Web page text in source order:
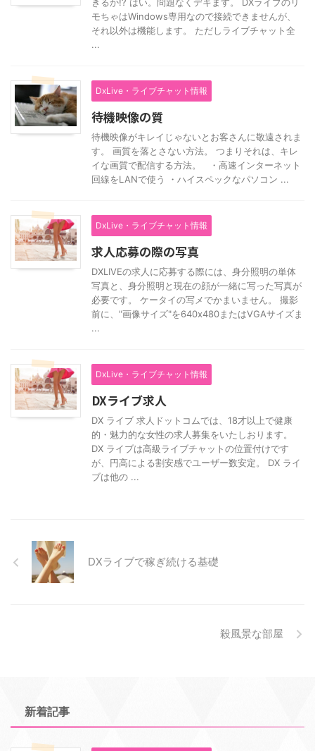
モちゃはWindows専用なので接続できませんが、
それ以外は機能します。 ただしライブチャット全
...
DxLive・ライブチャット情報
待機映像の質
待機映像がキレイじゃないとお客さんに敬遠されま
す。 画質を落とさない方法。 つまりそれは、キレ
イな画質で配信する方法。 ・高速インターネット
回線をLANで使う ・ハイスペックなパソコン ...
DxLive・ライブチャット情報
求人応募の際の写真
DXLIVEの求人に応募する際には、身分照明の単体
写真と、身分照明と現在の顔が一緒に写った写真が
必要です。 ケータイの写メでかまいません。 撮影
前に、"画像サイズ"を640x480またはVGAサイズま
...
DxLive・ライブチャット情報
DXライブ求人
DX ライブ 求人ドットコムでは、18才以上で健康
的・魅力的な女性の求人募集をいたしおります。
DX ライブは高級ライブチャットの位置付けです
が、円高による割安感でユーザー数安定。 DX ライ
ブは他の ...
DXライブで稼ぎ続ける基礎
殺風景な部屋
新着記事